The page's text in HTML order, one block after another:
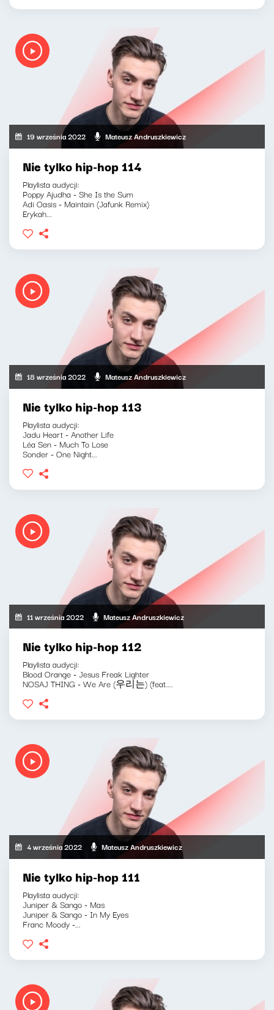
19 września 2022 Mateusz Andruszkiewicz
Nie tylko hip-hop 114
Playlista audycji:
Poppy Ajudha - She Is the Sum
Adi Oasis - Maintain (Jafunk Remix)
Erykah...
18 września 2022 Mateusz Andruszkiewicz
Nie tylko hip-hop 113
Playlista audycji:
Jadu Heart - Another Life
Léa Sen - Much To Lose
Sonder - One Night...
11 września 2022 Mateusz Andruszkiewicz
Nie tylko hip-hop 112
Playlista audycji:
Blood Orange - Jesus Freak Lighter
NOSAJ THING - We Are (우리는) (feat....
4 września 2022 Mateusz Andruszkiewicz
Nie tylko hip-hop 111
Playlista audycji:
Juniper & Sango - Mas
Juniper & Sango - In My Eyes
Franc Moody -...